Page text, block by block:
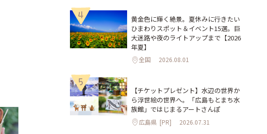
4
黄金色に輝く絶景。夏休みに行きたい
ひまわりスポット＆イベント15選。巨
大迷路や夜のライトアップまで【2026
年夏】
全国 2026.08.01
5
【チケットプレゼント】水辺の世界か
ら浮世絵の世界へ。「広島もとまち水
族館」ではじまるアートさんぽ
広島県 [PR] 2026.07.31